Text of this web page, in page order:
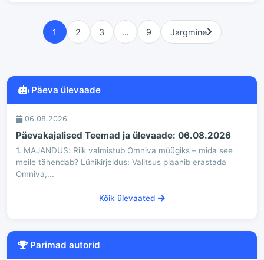
1 2 3 … 9 Jargmine
Päeva ülevaade
06.08.2026
Päevakajalised Teemad ja ülevaade: 06.08.2026
1. MAJANDUS: Riik valmistub Omniva müügiks – mida see
meile tähendab? Lühikirjeldus: Valitsus plaanib erastada
Omniva,...
Kõik ülevaated
Parimad autorid